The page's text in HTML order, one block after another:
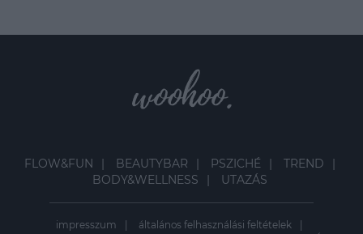
FLOW&FUN BEAUTYBAR PSZICHÉ
TREND
BODY&WELLNESS
UTAZÁS
impresszum
általános felhasználási feltételek